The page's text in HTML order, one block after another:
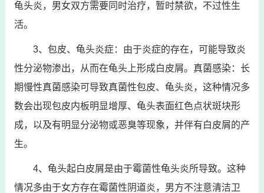
龟头炎，男女双方需要同时治疗，暂时禁欲，不过性生
活。
3、包皮、龟头炎症：由于炎症的存在，可能导致炎
性分泌物渗出，从而在龟头上形成白皮屑。真菌感染：长
期慢性真菌感染可导致真菌性包皮、龟头炎，这种情况多
数会出现包皮内板明显增厚、龟头表面红色点状斑块形
成，以及有明显分泌物或恶臭等现象，并伴有白皮屑的产
生。
4、龟头起白皮屑是由于霉菌性龟头炎所导致。这种
情况多由于女方存在霉菌性阴道炎，男方不注意清洁卫